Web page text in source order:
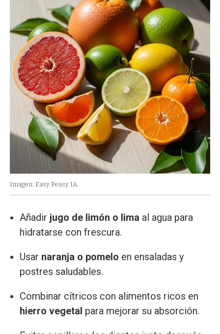
Imagen: Easy Peasy IA.
Añadir jugo de limón o lima al agua para
hidratarse con frescura.
Usar naranja o pomelo en ensaladas y
postres saludables.
Combinar cítricos con alimentos ricos en
hierro vegetal para mejorar su absorción.